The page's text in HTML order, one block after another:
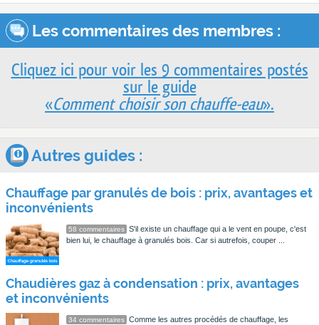
Les commentaires des membres :
Cliquez ici pour voir les 9 commentaires postés
sur le guide
«Comment choisir son chauffe-eau».
Autres guides :
Chauffage par granulés de bois : prix, avantages et
inconvénients
58 commentaires S'il existe un chauffage qui a le vent en poupe, c'est
bien lui, le chauffage à granulés bois. Car si autrefois, couper ...
Chaudières gaz à condensation : prix, avantages
et inconvénients
34 commentaires Comme les autres procédés de chauffage, les